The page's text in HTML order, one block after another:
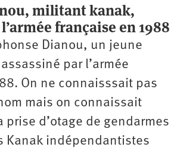
militant kanak,
française en 1988
Dianou, un jeune
par l’armée
On ne connaisssait pas
mais on connaissait
prise d’otage de gendarmes
Kanak indépendantistes